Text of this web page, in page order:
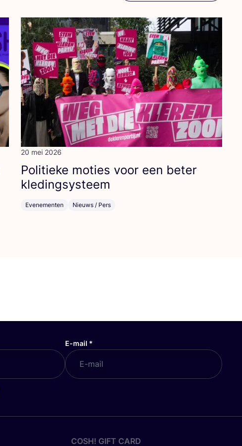
20 mei 2026
Poli­tie­ke moties voor een beter
kledingsysteem
Evenementen Nieuws / Pers
E-mail *
COSH! GIFT CARD